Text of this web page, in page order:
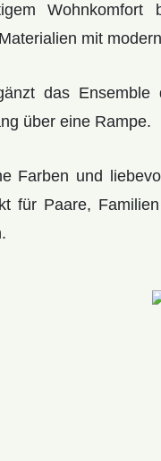
Wohnkomfort
mit
das Ensemble
über eine Rampe.
Farben und
für Paare,